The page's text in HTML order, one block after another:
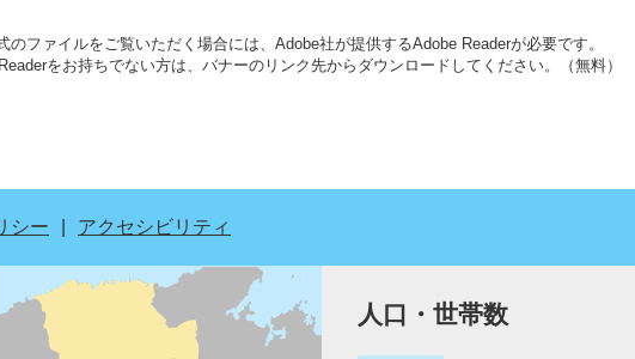
のファイルをご覧いただく場合には、Adobe社が提供するAdobe Readerが必要です。
をお持ちでない方は、バナーのリンク先からダウンロードしてください。（無料）
シー アクセシビリティ
人口・世帯数